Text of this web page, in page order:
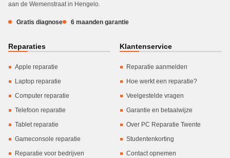
aan de Wemenstraat in Hengelo.
Gratis diagnose 6 maanden garantie
Reparaties
Apple reparatie
Laptop reparatie
Computer reparatie
Telefoon reparatie
Tablet reparatie
Gameconsole reparatie
Reparatie voor bedrijven
Klantenservice
Reparatie aanmelden
Hoe werkt een reparatie?
Veelgestelde vragen
Garantie en betaalwijze
Over PC Reparatie Twente
Studentenkorting
Contact opnemen